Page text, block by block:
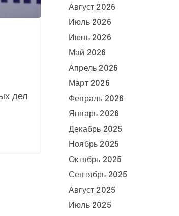
Август 2026
Июль 2026
Июнь 2026
Май 2026
Апрель 2026
Март 2026
Февраль 2026
Январь 2026
Декабрь 2025
Ноябрь 2025
Октябрь 2025
Сентябрь 2025
Август 2025
Июль 2025